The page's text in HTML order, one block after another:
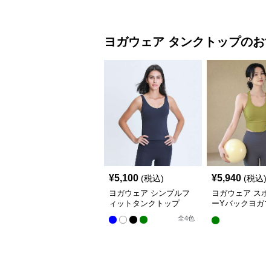
ヨガウェア タンクトップの
¥5,100 (税込)
ヨガウェア シンプルフ
ィットタンクトップ
全4色
¥5,940 (税込)
ヨガウェア ス
ーYバックヨガ